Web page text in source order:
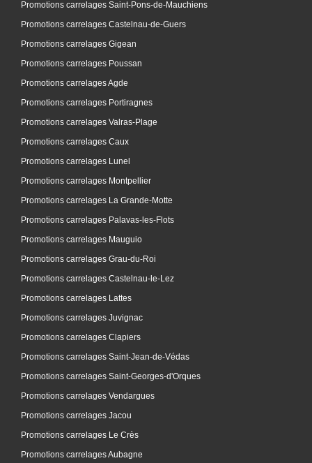
Promotions carrelages Saint-Pons-de-Mauchiens
Promotions carrelages Castelnau-de-Guers
Promotions carrelages Gigean
Promotions carrelages Poussan
Promotions carrelages Agde
Promotions carrelages Portiragnes
Promotions carrelages Valras-Plage
Promotions carrelages Caux
Promotions carrelages Lunel
Promotions carrelages Montpellier
Promotions carrelages La Grande-Motte
Promotions carrelages Palavas-les-Flots
Promotions carrelages Mauguio
Promotions carrelages Grau-du-Roi
Promotions carrelages Castelnau-le-Lez
Promotions carrelages Lattes
Promotions carrelages Juvignac
Promotions carrelages Clapiers
Promotions carrelages Saint-Jean-de-Védas
Promotions carrelages Saint-Georges-d'Orques
Promotions carrelages Vendargues
Promotions carrelages Jacou
Promotions carrelages Le Crès
Promotions carrelages Aubagne